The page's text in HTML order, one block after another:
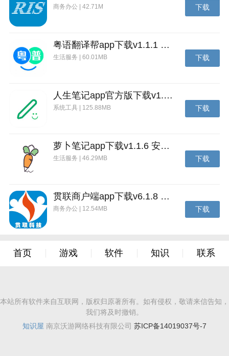
商务办公 | 42.71M 下载
粤语翻译帮app下载v1.1.1 安卓版
生活服务 | 60.01MB 下载
人生笔记app官方版下载v1.19.4 安卓版
系统工具 | 125.88MB 下载
萝卜笔记app下载v1.1.6 安卓版
生活服务 | 46.29MB 下载
贯联商户端app下载v6.1.8 安卓版
商务办公 | 12.54MB 下载
首页 游戏 软件 知识 联系
本站所有软件来自互联网，版权归原著所有。如有侵权，敬请来信告知，
我们将及时撤销。
知识屋 南京沃游网络科技有限公司 苏ICP备14019037号-7